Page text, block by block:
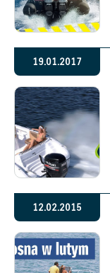
19.01.2017
12.02.2015